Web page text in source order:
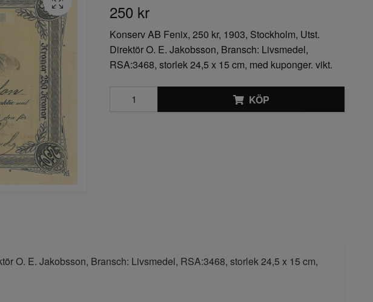
250 kr
Konserv AB Fenix, 250 kr, 1903, Stockholm, Utst.
Direktör O. E. Jakobsson, Bransch: Livsmedel,
RSA:3468, storlek 24,5 x 15 cm, med kuponger. vikt.
KÖP
O. E. Jakobsson, Bransch: Livsmedel, RSA:3468, storlek 24,5 x 15 cm,